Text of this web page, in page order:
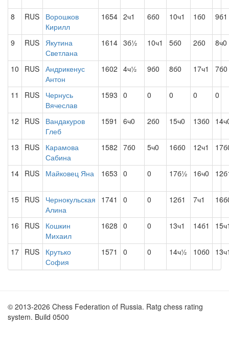
8 RUS
Ворошков
Кирилл
1654 2ч1 6б0 10ч1 1б0 9б1
9 RUS
Якутина
Светлана
1614 3б½ 10ч1 5б0 2б0 8ч0
10 RUS Андрикенус
Антон
1602 4ч½ 9б0 8б0 17ч1 7б0
11 RUS
Чернусь
Вячеслав
1593 0 0 0 0 0
12 RUS
Вандакуров
Глеб
1591 6ч0 2б0 15ч0 13б0
13 RUS
Карамова
Сабина
1582 7б0 5ч0 16б0 12ч1
14 RUS Майковец Яна 1653 0 0 17б½ 16ч0
15 RUS
Чернокульская
Алина
1741 0 0 12б1 7ч1
16 RUS
Кошкин
Михаил
1628 0 0 13ч1 14б1
17 RUS
Крутько
София
1571 0 0 14ч½ 10б0
© 2013-2026 Chess Federation of Russia. Ratg chess rating
system. Build 0500